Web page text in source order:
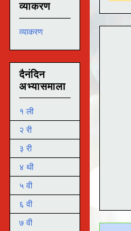
व्याकरण
व्याकरण
दैनंदिन
अभ्यासमाला
१ ली
२ री
३ री
४ थी
५ वी
६ वी
७ वी